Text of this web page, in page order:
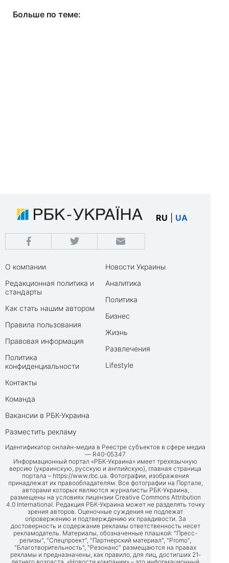
Больше по теме:
RU UA
О компании
Редакционная политика и
стандарты
Как стать нашим автором
Правила пользования
Правовая информация
Политика
конфиденциальности
Контакты
Команда
Вакансии в РБК-Украина
Разместить рекламу
Новости Украины
Аналитика
Политика
Бизнес
Жизнь
Развлечения
Lifestyle
Идентификатор онлайн-медиа в Реестре субъектов в сфере медиа
— R40-05347
Информационный портал «РБК-Украина» имеет трехязычную
версию (украинскую, русскую и английскую), главная страница
портала – https://www.rbc.ua. Фотографии, изображения
принадлежат их правообладателям. Все фотографии на Портале,
авторами которых являются журналисты РБК-Украина,
размещены на условиях лицензии Creative Commons Attribution
4.0 International. Редакция РБК-Украина может не разделять точку
зрения авторов. Оценочные суждения не подлежат
опровержению и подтверждению их правдивости. За
достоверность и содержание рекламы ответственность несет
рекламодатель. Материалы, обозначенные плашкой: "Пресс-
релизы", "Спецпроект", "Партнерский материал", "Promo",
"Благотворительность", "Резонанс" размещаются на правах
рекламы и предназначены, как правило, для лиц, достигших 21-